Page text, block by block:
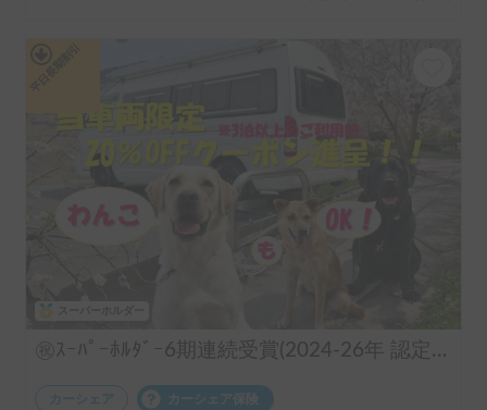
㊗️ｽｰﾊﾟｰﾎﾙﾀﾞｰ6期連続受賞(2024-26年 認定実績)👑 長期のご利用実績多数♨️🐕♨️わんちゃん🆗🙆✨FFヒーターで夜はぽかぽか☕️直前予約も可能(要相談下さい)⏰全面網戸で犬も人も快適👍ファミリーも喜んで頂けます😃〈ポータブルクーラー・大容量ポータブルバッテリー・電子レンジ・天井換気ファン・冷蔵庫・サブバッテリー2機・外部電源〉 断熱車体&アクリル二重＋網戸とシェード付の断熱窓！花火大会＆野外音楽フェスにも！ロードバイク2台楽々積んで車中泊OK❣️トランポ的な使い方も出来ます！ ハイエース サーフィン 憧れのキャンピングカーで！ 白馬 野沢温泉 蔵王 八方尾根 妙高 スキー スノボ
カーシェア カーシェア保険